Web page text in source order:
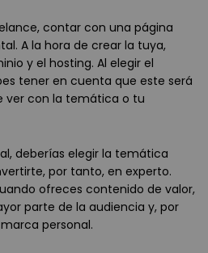
contar con una página
A la hora de crear la tuya,
y el hosting. Al elegir el
tener en cuenta que este será
ver con la temática o tu
deberías elegir la temática
por tanto, en experto.
ofreces contenido de valor,
parte de la audiencia y, por
personal.